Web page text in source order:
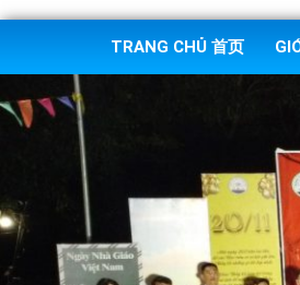
TRANG CHỦ 首页